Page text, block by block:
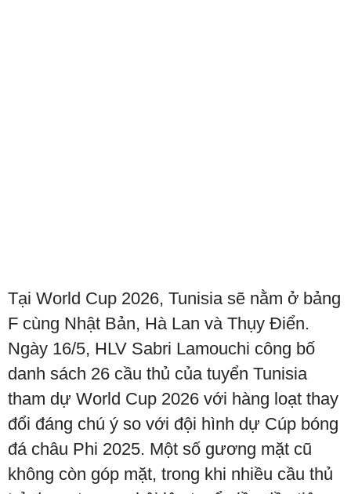
Tại World Cup 2026, Tunisia sẽ nằm ở bảng
F cùng Nhật Bản, Hà Lan và Thụy Điển.
Ngày 16/5, HLV Sabri Lamouchi công bố
danh sách 26 cầu thủ của tuyển Tunisia
tham dự World Cup 2026 với hàng loạt thay
đổi đáng chú ý so với đội hình dự Cúp bóng
đá châu Phi 2025. Một số gương mặt cũ
không còn góp mặt, trong khi nhiều cầu thủ